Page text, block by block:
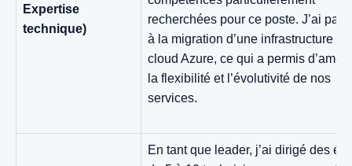
Expertise
technique)
recherchées pour ce poste. J’ai
à la migration d’une infrastructure
cloud Azure, ce qui a permis
la flexibilité et l’évolutivité de nos
services.
En tant que leader, j’ai dirigé des